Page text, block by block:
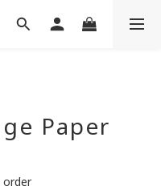
Paper
order